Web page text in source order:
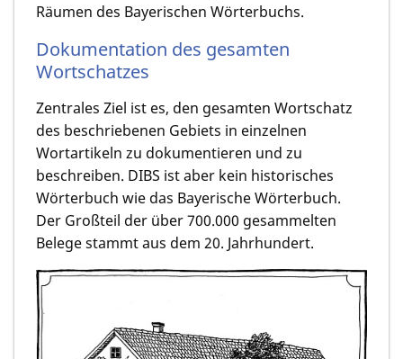
Räumen des Bayerischen Wörterbuchs.
Dokumentation des gesamten
Wortschatzes
Zentrales Ziel ist es, den gesamten Wortschatz
des beschriebenen Gebiets in einzelnen
Wortartikeln zu dokumentieren und zu
beschreiben. DIBS ist aber kein historisches
Wörterbuch wie das Bayerische Wörterbuch.
Der Großteil der über 700.000 gesammelten
Belege stammt aus dem 20. Jahrhundert.